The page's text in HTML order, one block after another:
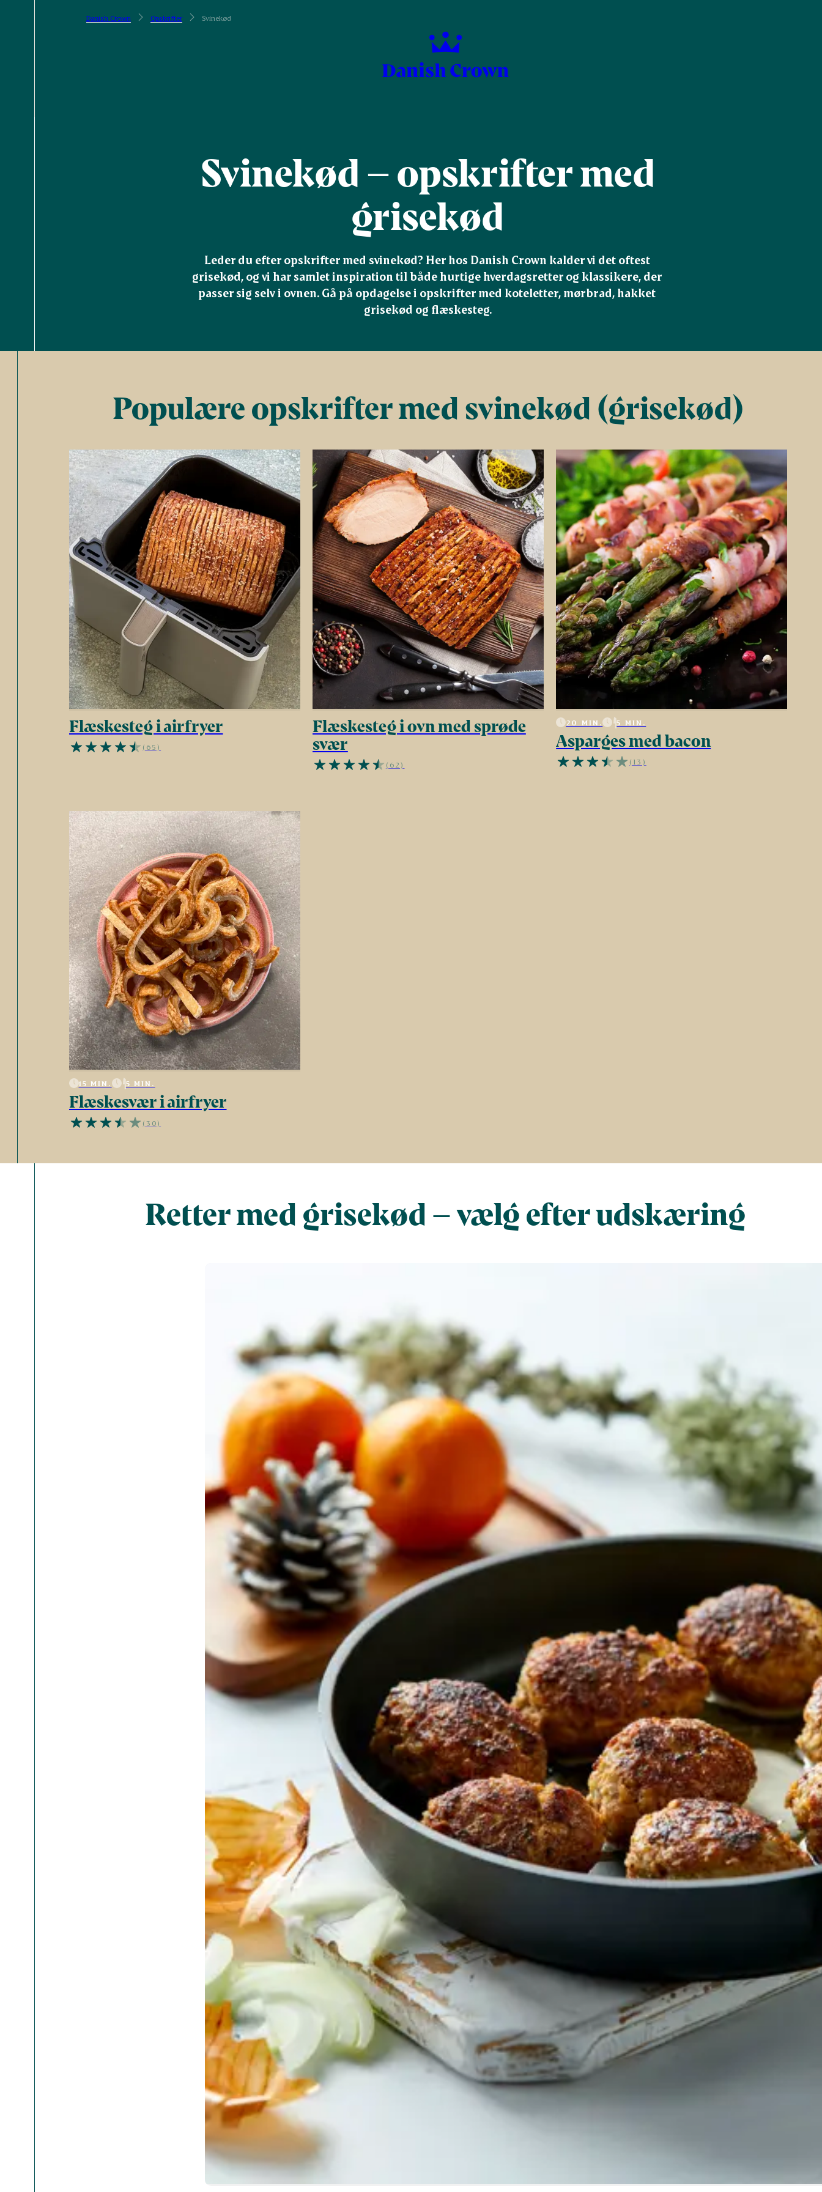
Danish Crown Opskrifter Svinekød
Svinekød – opskrifter med
grisekød
Leder du efter opskrifter med svinekød? Her hos Danish Crown kalder vi det oftest
grisekød, og vi har samlet inspiration til både hurtige hverdagsretter og klassikere, der
passer sig selv i ovnen. Gå på opdagelse i opskrifter med koteletter, mørbrad, hakket
grisekød og flæskesteg.
Populære opskrifter med svinekød (grisekød)
Flæskesteg i airfryer
(65)
Flæskesteg i ovn med sprøde
svær
(62)
20 MIN. 5 MIN.
Asparges med bacon
(13)
15 MIN. 5 MIN.
Flæskesvær i airfryer
(30)
Retter med grisekød – vælg efter udskæring